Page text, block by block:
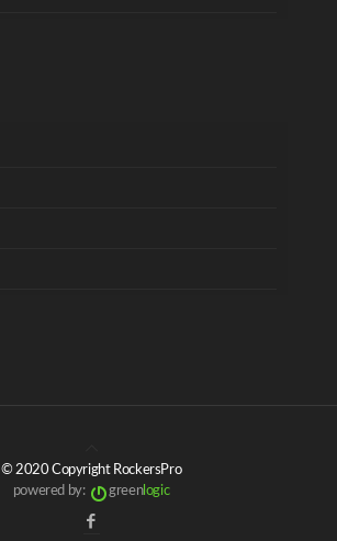
© 2020 Copyright RockersPro
powered by:
greenlogic